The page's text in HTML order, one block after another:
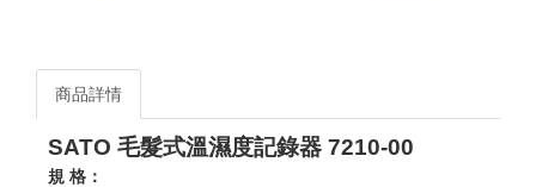
商品詳情
SATO 毛髮式溫濕度記錄器 7210-00
規 格：